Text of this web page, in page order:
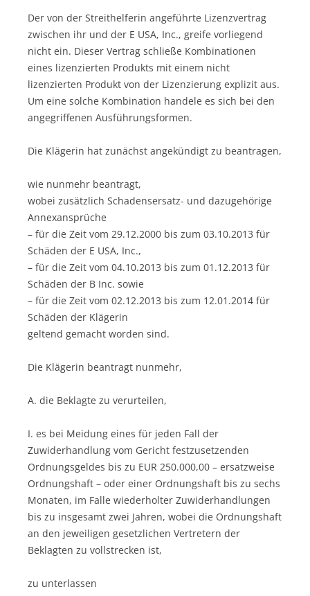
Der von der Streithelferin angeführte Lizenzvertrag
zwischen ihr und der E USA, Inc., greife vorliegend
nicht ein. Dieser Vertrag schließe Kombinationen
eines lizenzierten Produkts mit einem nicht
lizenzierten Produkt von der Lizenzierung explizit aus.
Um eine solche Kombination handele es sich bei den
angegriffenen Ausführungsformen.
Die Klägerin hat zunächst angekündigt zu beantragen,
wie nunmehr beantragt,
wobei zusätzlich Schadensersatz- und dazugehörige
Annexansprüche
– für die Zeit vom 29.12.2000 bis zum 03.10.2013 für
Schäden der E USA, Inc.,
– für die Zeit vom 04.10.2013 bis zum 01.12.2013 für
Schäden der B Inc. sowie
– für die Zeit vom 02.12.2013 bis zum 12.01.2014 für
Schäden der Klägerin
geltend gemacht worden sind.
Die Klägerin beantragt nunmehr,
A. die Beklagte zu verurteilen,
I. es bei Meidung eines für jeden Fall der
Zuwiderhandlung vom Gericht festzusetzenden
Ordnungsgeldes bis zu EUR 250.000,00 – ersatzweise
Ordnungshaft – oder einer Ordnungshaft bis zu sechs
Monaten, im Falle wiederholter Zuwiderhandlungen
bis zu insgesamt zwei Jahren, wobei die Ordnungshaft
an den jeweiligen gesetzlichen Vertretern der
Beklagten zu vollstrecken ist,
zu unterlassen